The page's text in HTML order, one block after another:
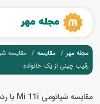
مجله مهر مقایسه
رقیب چینی از یک خانواده